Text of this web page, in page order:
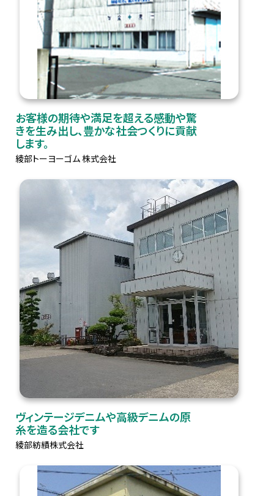
お客様の期待や満足を超える感動や驚
きを生み出し、豊かな社会つくりに貢献
します。
綾部トーヨーゴム 株式会社
ヴィンテージデニムや高級デニムの原
糸を造る会社です
綾部紡績株式会社